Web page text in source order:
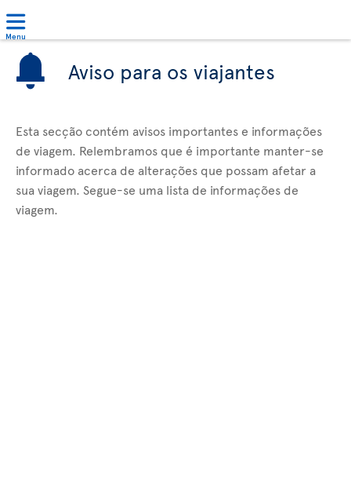
Menu
Aviso para os viajantes
Esta secção contém avisos importantes e informações
de viagem. Relembramos que é importante manter-se
informado acerca de alterações que possam afetar a
sua viagem. Segue-se uma lista de informações de
viagem.